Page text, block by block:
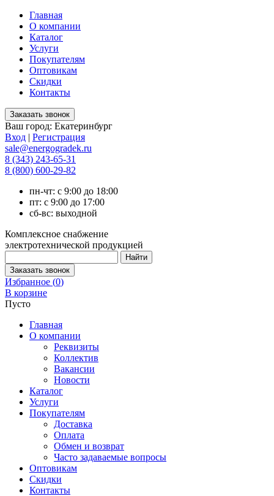
Главная
О компании
Каталог
Услуги
Покупателям
Оптовикам
Скидки
Контакты
Ваш город: Екатеринбург
Вход | Регистрация
sale@energogradek.ru
8 (343) 243-65-31
8 (800) 600-29-82
пн-чт: с 9:00 до 18:00
пт: с 9:00 до 17:00
сб-вс: выходной
Комплексное снабжение
электротехнической продукцией
Избранное (0)
В корзине
Пусто
Главная
О компании
Реквизиты
Коллектив
Вакансии
Новости
Каталог
Услуги
Покупателям
Доставка
Оплата
Обмен и возврат
Часто задаваемые вопросы
Оптовикам
Скидки
Контакты